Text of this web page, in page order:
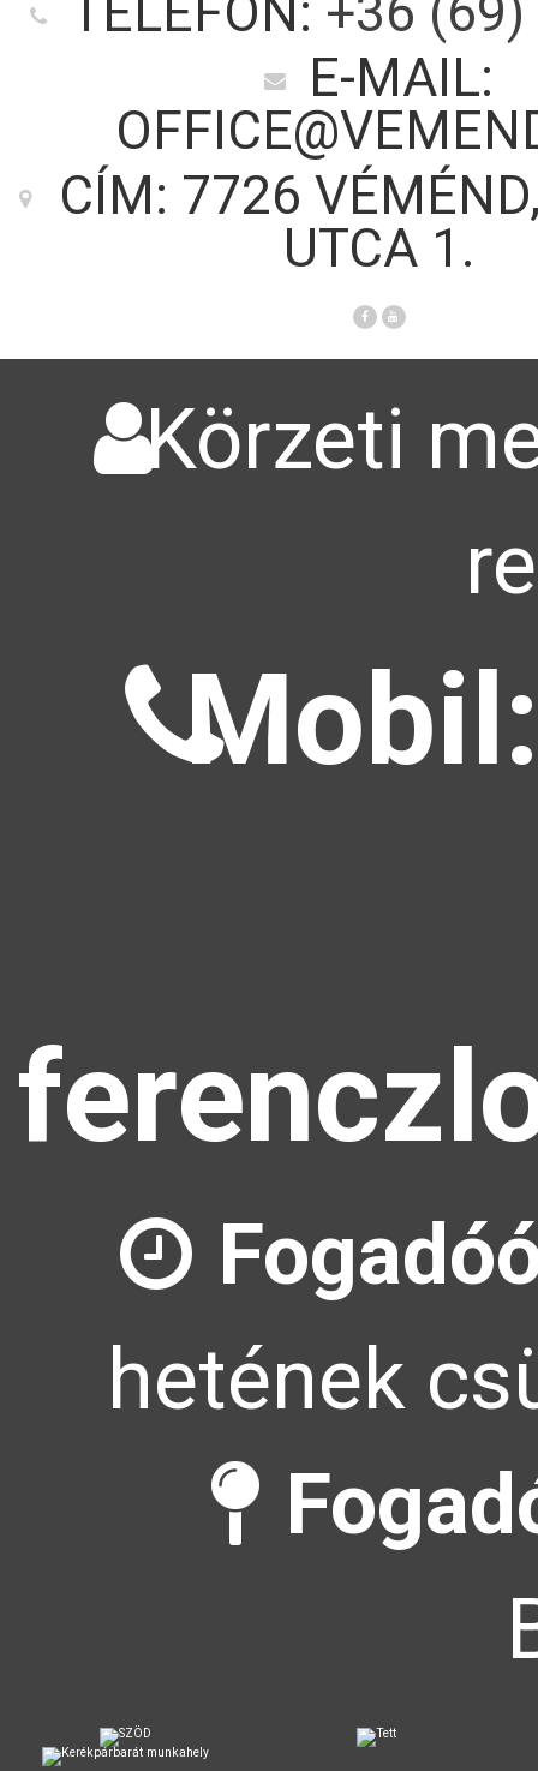
TELEFON: +36
E-MAIL:
CÍM: 7726
UTCA 1.
Körzeti
hetének